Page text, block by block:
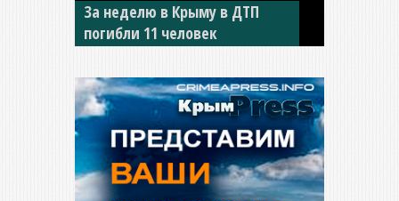
В Джанкое водитель ВАЗа
сбил двух детей на «зебре»